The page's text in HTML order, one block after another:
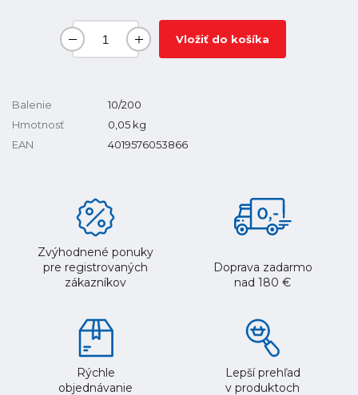
Vložiť do košíka
Balenie
10/200
Hmotnosť
0,05 kg
EAN
4019576053866
Zvýhodnené ponuky
pre registrovaných
zákazníkov
Doprava zadarmo
nad 180 €
Rýchle
objednávanie
Lepší prehľad
v produktoch